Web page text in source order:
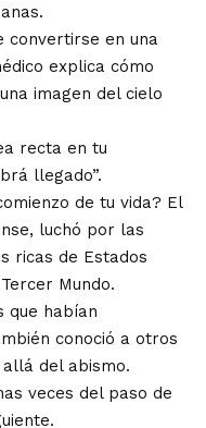
convertirse en una
explica cómo
imagen del cielo
recta en tu
llegado”.
de tu vida? El
luchó por las
ricas de Estados
Mundo.
que habían
conoció a otros
del abismo.
veces del paso de